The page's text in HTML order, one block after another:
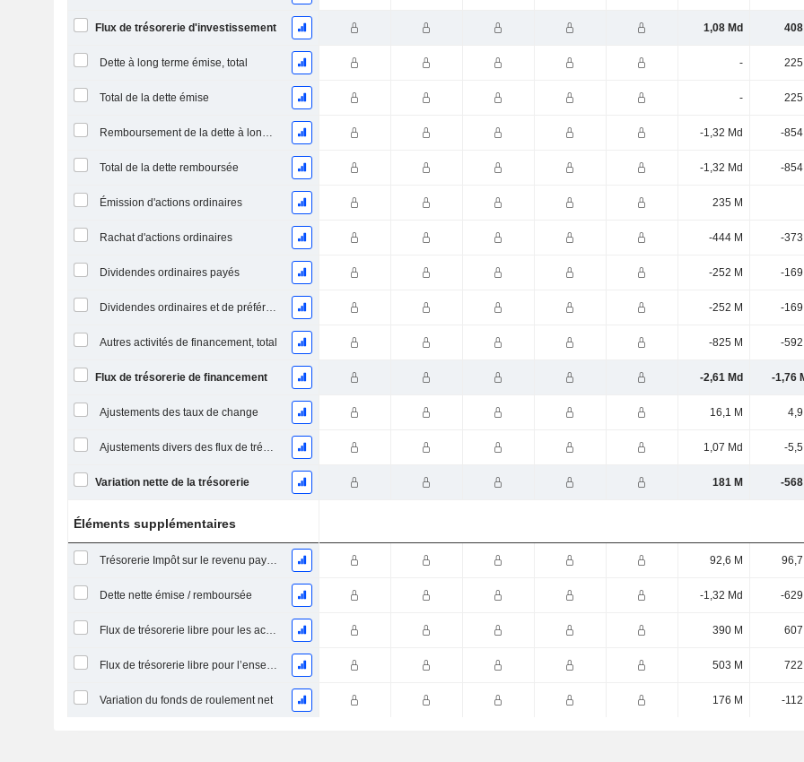
Flux de trésorerie d'investissement 1,08 Md 408
Dette à long terme émise, total - 225
Total de la dette émise - 225
Remboursement de la dette à long terme, total -1,32 Md -854
Total de la dette remboursée -1,32 Md -854
Émission d'actions ordinaires 235 M
Rachat d'actions ordinaires -444 M -373
Dividendes ordinaires payés -252 M -169
Dividendes ordinaires et de préférence payés -252 M -169
Autres activités de financement, total -825 M -592
Flux de trésorerie de financement -2,61 Md -1,76
Ajustements des taux de change 16,1 M 4,9
Ajustements divers des flux de trésorerie 1,07 Md -5,5
Variation nette de la trésorerie 181 M -568
Éléments supplémentaires
Trésorerie Impôt sur le revenu payé (remboursement)Impôt effectivement payé (remboursé) sur l’exercice 92,6 M 96,7
Dette nette émise / remboursée -1,32 Md -629
Flux de trésorerie libre pour les actionnaires FCFE 390 M 607
Flux de trésorerie libre pour l’ensemble des pourvoyeurs de fonds (créanciers et actionnaires) FCFF 503 M 722
Variation du fonds de roulement net 176 M -112